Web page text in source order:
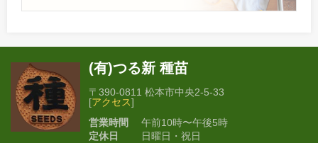
(有)つる新 種苗
〒390-0811 松本市中央2-5-33
[アクセス]
営業時間
午前10時〜午後5時
定休日
日曜日・祝日